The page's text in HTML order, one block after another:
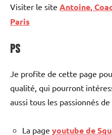
Visiter le site Antoine,
Paris
PS
Je profite de cette page
qualité, qui pourront
aussi tous les passionnés
La page youtube de